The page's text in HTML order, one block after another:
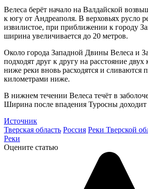
Велеса берёт начало на Валдайской
к югу от Андреаполя. В верховьях русло
извилистое, при приближении к городу
ширина увеличивается до 20 метров.
Около города Западной Двины Велеса и
подходят друг к другу на расстояние
ниже реки вновь расходятся и сливаются
километрами ниже.
В нижнем течении Велеса течёт в
Ширина после впадения Туросны доходит
Источник
Тверская область Россия Реки Тверской
Реки
Оцените статью